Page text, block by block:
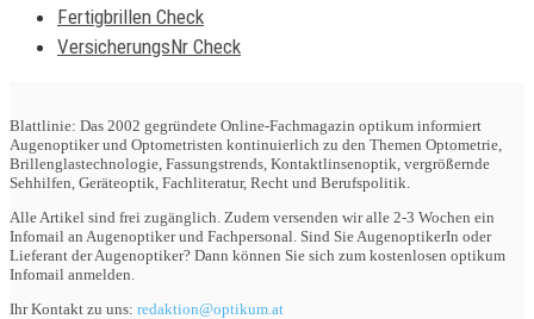
Fertigbrillen Check
VersicherungsNr Check
Blattlinie: Das 2002 gegründete Online-Fachmagazin optikum informiert
Augenoptiker und Optometristen kontinuierlich zu den Themen Optometrie,
Brillenglastechnologie, Fassungstrends, Kontaktlinsenoptik, vergrößernde
Sehhilfen, Geräteoptik, Fachliteratur, Recht und Berufspolitik.
Alle Artikel sind frei zugänglich. Zudem versenden wir alle 2-3 Wochen ein
Infomail an Augenoptiker und Fachpersonal. Sind Sie AugenoptikerIn oder
Lieferant der Augenoptiker? Dann können Sie sich zum kostenlosen optikum
Infomail anmelden.
Ihr Kontakt zu uns: redaktion@optikum.at